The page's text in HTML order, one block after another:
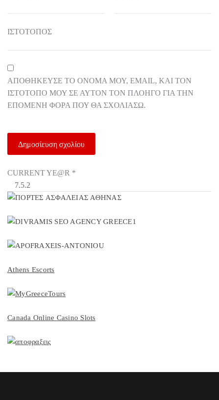
ΙΣΤΌΤΟΠΟΣ
ΑΠΟΘΉΚΕΥΣΕ ΤΟ ΌΝΟΜΆ ΜΟΥ, EMAIL, ΚΑΙ ΤΟΝ
ΙΣΤΌΤΟΠΟ ΜΟΥ ΣΕ ΑΥΤΌΝ ΤΟΝ ΠΛΟΗΓΌ ΓΙΑ ΤΗΝ
ΕΠΌΜΕΝΗ ΦΟΡΆ ΠΟΥ ΘΑ ΣΧΟΛΙΆΣΩ.
CURRENT YE@R *
Athens Escorts
Canada Online Casino Slots